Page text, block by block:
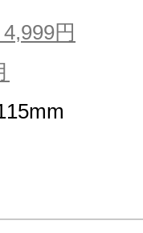
円